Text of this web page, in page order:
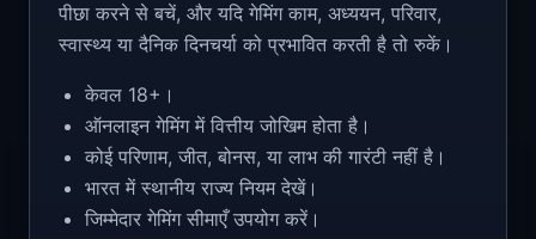
पीछा करने से बचें, और यदि गेमिंग काम, अध्ययन, परिवार,
स्वास्थ्य या दैनिक दिनचर्या को प्रभावित करती है तो रुकें।
केवल 18+।
ऑनलाइन गेमिंग में वित्तीय जोखिम होता है।
कोई परिणाम, जीत, बोनस, या लाभ की गारंटी नहीं है।
भारत में स्थानीय राज्य नियम देखें।
जिम्मेदार गेमिंग सीमाएँ उपयोग करें।